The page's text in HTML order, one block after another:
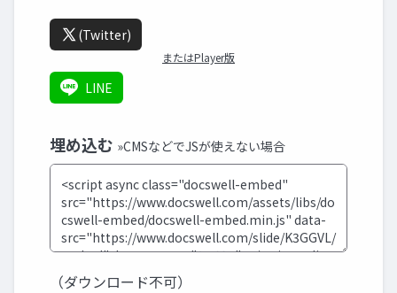
(Twitter)
またはPlayer版
LINE
埋め込む »CMSなどでJSが使えない場合
（ダウンロード不可）